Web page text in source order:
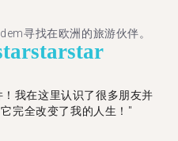
寻找在欧洲的旅游伙伴。
starstar
我在这里认识了很多朋友并
完全改变了我的人生！"